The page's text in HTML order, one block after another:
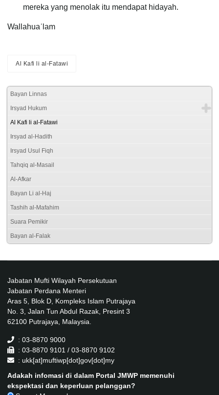
mereka yang menolak itu mendapat hidayah.
Wallahuaʿlam
Al Kafi li al-Fatawi
Bayan Linnas
Irsyad Hukum
Al Kafi li al-Fatawi
Irsyad al-Hadith
Irsyad Usul Fiqh
Tahqiq al-Masail
Al-Afkar
Bayan Li al-Haj
Tashih al-Mafahim
Suara Pemikir
Bayan al-Falak
Jabatan Mufti Wilayah Persekutuan
Jabatan Perdana Menteri
Aras 5, Blok D, Kompleks Islam Putrajaya
No. 3, Jalan Tun Abdul Razak, Presint 3
62100 Putrajaya, Malaysia.
: 03-8870 9000
: 03-8870 9101 / 03-8870 9102
: ukk[at]muftiwp[dot]gov[dot]my
Adakah infomasi di dalam Portal JMWP memenuhi
ekspektasi dan keperluan pelanggan?